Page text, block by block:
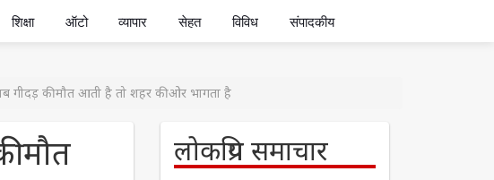
शिक्षा ऑटो व्यापार सेहत विविध संपादकीय
की मौत आती है तो शहर की ओर भागता है
मौत लोकप्रिय समाचार